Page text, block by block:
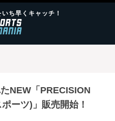
ち早くキャッチ！
NEW「PRECISION
ーツ)」販売開始！